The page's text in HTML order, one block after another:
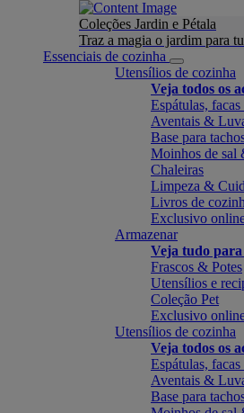
Coleções Jardin e Pétala
Traz a magia o jardim para
Essenciais de cozinha
Utensílios de cozinha
Veja todos os
Espátulas,
Aventais &
Base para
Moinhos de sal
Chaleiras
Limpeza &
Livros de
Exclusivo
Armazenar
Veja tudo
Frascos & Potes
Utensílios e
Coleção Pet
Exclusivo
Utensílios de cozinha
Veja todos os
Espátulas,
Aventais &
Base para